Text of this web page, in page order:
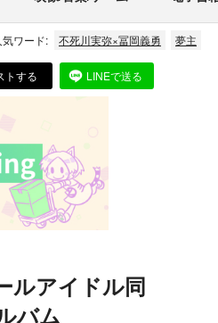
気ワード: 不死川実弥×冨岡義勇 夢主
トする LINEで送る
ルアイドル同
バム